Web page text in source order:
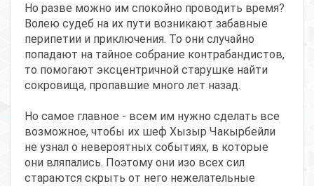
Но разве можно им спокойно проводить время?
Волею судеб на их пути возникают забавные
перипетии и приключения. То они случайно
попадают на тайное собрание контрабандистов,
то помогают эксцентричной старушке найти
сокровища, пропавшие много лет назад.
Но самое главное - всем им нужно сделать все
возможное, чтобы их шеф Хызыр Чакырбейли
не узнал о невероятных событиях, в которые
они вляпались. Поэтому они изо всех сил
стараются скрыть от него нежелательные